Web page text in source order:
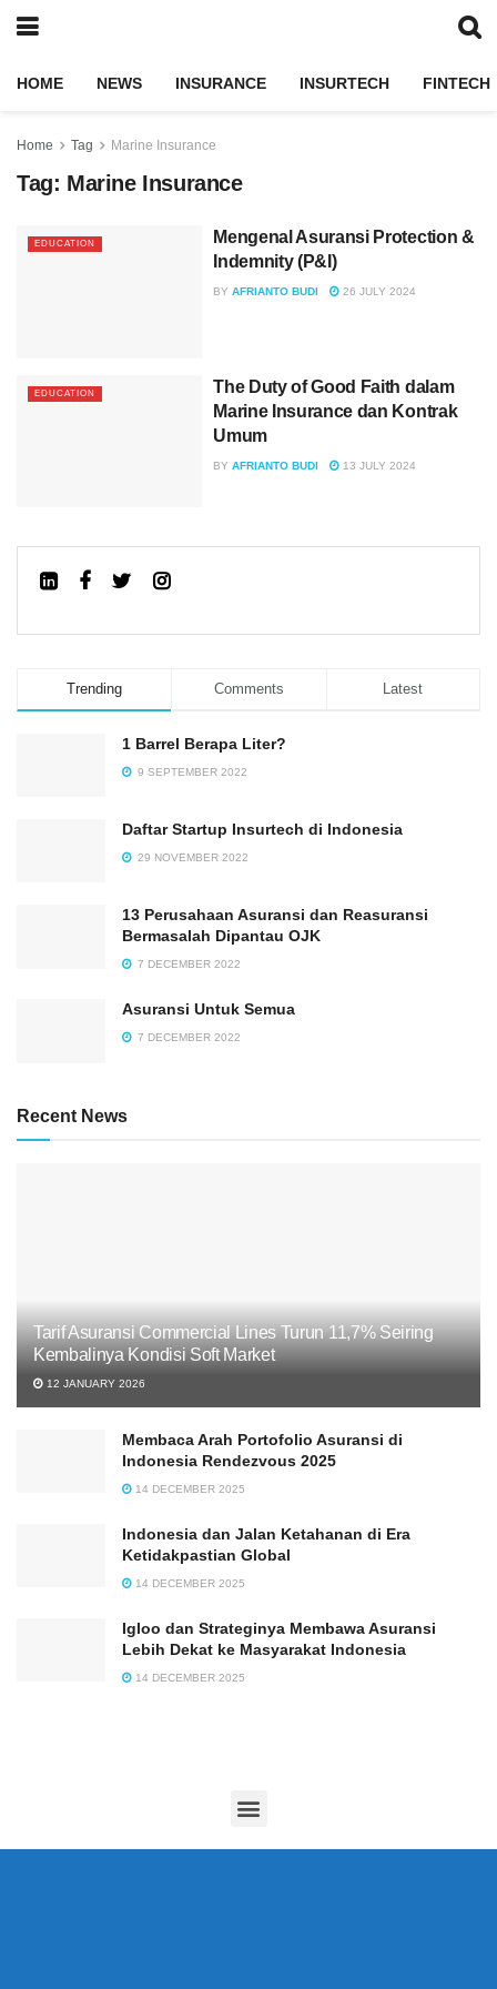
HOME NEWS INSURANCE INSURTECH FINTECH
Home Tag Marine Insurance
Tag: Marine Insurance
EDUCATION
Mengenal Asuransi Protection &
Indemnity (P&I)
BY AFRIANTO BUDI 26 JULY 2024
EDUCATION
The Duty of Good Faith dalam
Marine Insurance dan Kontrak
Umum
BY AFRIANTO BUDI 13 JULY 2024
Trending Comments Latest
1 Barrel Berapa Liter?
9 SEPTEMBER 2022
Daftar Startup Insurtech di Indonesia
29 NOVEMBER 2022
13 Perusahaan Asuransi dan Reasuransi
Bermasalah Dipantau OJK
7 DECEMBER 2022
Asuransi Untuk Semua
7 DECEMBER 2022
Recent News
Tarif Asuransi Commercial Lines Turun 11,7% Seiring
Kembalinya Kondisi Soft Market
12 JANUARY 2026
Membaca Arah Portofolio Asuransi di
Indonesia Rendezvous 2025
14 DECEMBER 2025
Indonesia dan Jalan Ketahanan di Era
Ketidakpastian Global
14 DECEMBER 2025
Igloo dan Strateginya Membawa Asuransi
Lebih Dekat ke Masyarakat Indonesia
14 DECEMBER 2025